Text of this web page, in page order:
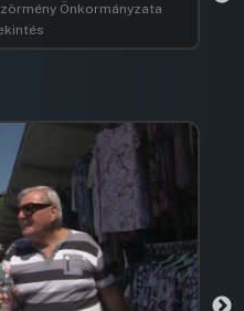
Önkormányzata